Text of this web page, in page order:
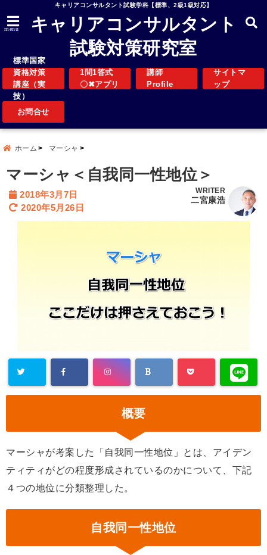
キャリアコンサルタント試験学科【標準、2級1級対応】
menu
キャリアコンサルタント
試験対策研究室
標準国家
資格対策
講座（実
技）
1問1答式
〇✖アプリ
講師
Profile
サイトマ
ップ
お問合せ
ホーム マーシャ
マーシャ＜自我同一性地位＞
2018年3月7日
2020年5月26日
WRITER
二宮康浩
概要
マーシャが考案した「自我同一性地位」とは、アイデン
ティティがどの程度形成されているのかについて、下記
４つの地位に分類整理した。
自我同一性地位